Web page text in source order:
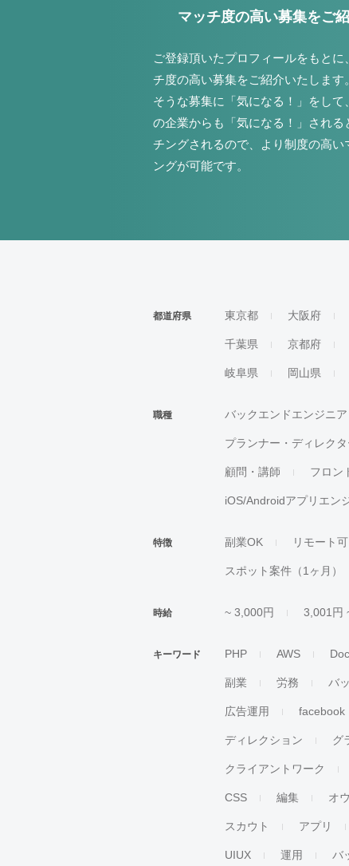
マッチ度の高い募集をご
ご登録頂いたプロフィールをもとに
チ度の高い募集をご紹介いたします
そうな募集に「気になる！」をして
の企業からも「気になる！」される
チングされるので、より制度の高い
ングが可能です。
都道府県 東京都 大阪府
千葉県 京都府
岐阜県 岡山県
職種 バックエンドエンジニア
プランナー・ディレクタ
顧問・講師 フロン
iOS/Androidアプリエン
特徴 副業OK リモート可
スポット案件（1ヶ月）
時給 ~ 3,000円 3,001円
キーワード PHP AWS
副業 労務 バ
広告運用 facebook
ディレクション グ
クライアントワーク
CSS 編集 オ
スカウト アプリ
UIUX 運用 バ